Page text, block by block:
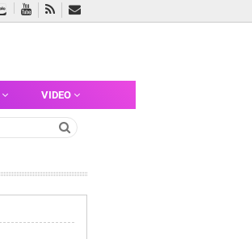
VIDEO